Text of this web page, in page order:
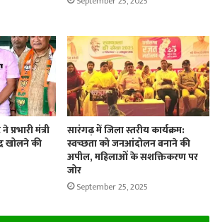
मंत्री
खोलने की
सारंगढ़ में जिला स्तरीय कार्यक्रम:
स्वच्छता को जनआंदोलन बनाने की
अपील, महिलाओं के सशक्तिकरण पर
जोर
September 25, 2025